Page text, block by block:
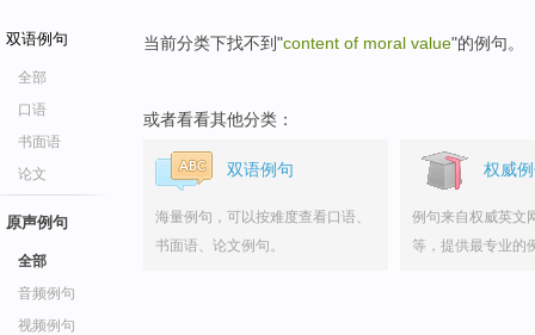
双语例句
全部
口语
书面语
论文
原声例句
全部
音频例句
视频例句
当前分类下找不到"content of moral value"的例句。
或者看看其他分类：
双语例句
海量例句，可以按难度查看口语、
书面语、论文例句。
权威
例句来自权威英文
等，提供最专业的